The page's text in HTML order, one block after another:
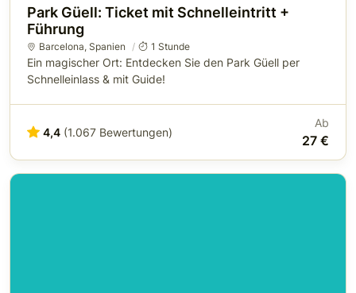
Park Güell: Ticket mit Schnelleintritt +
Führung
Barcelona, Spanien 1 Stunde
Ein magischer Ort: Entdecken Sie den Park Güell per
Schnelleinlass & mit Guide!
4,4 (1.067 Bewertungen)
Ab
27 €